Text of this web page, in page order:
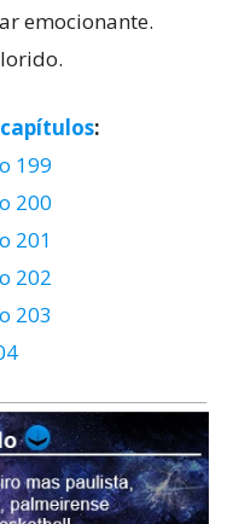
emocionante.
:
199
200
201
202
203